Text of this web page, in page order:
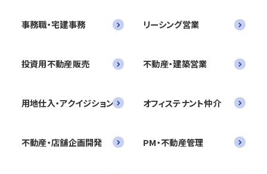
事務職・宅建事務 リーシング営業
投資用不動産販売 不動産・建築営業
用地仕入・アクイジション オフィステナント仲介
不動産・店舗企画開発 PM・不動産管理